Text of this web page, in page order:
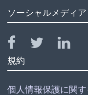
ソーシャルメディア
規約
個人情報保護に関